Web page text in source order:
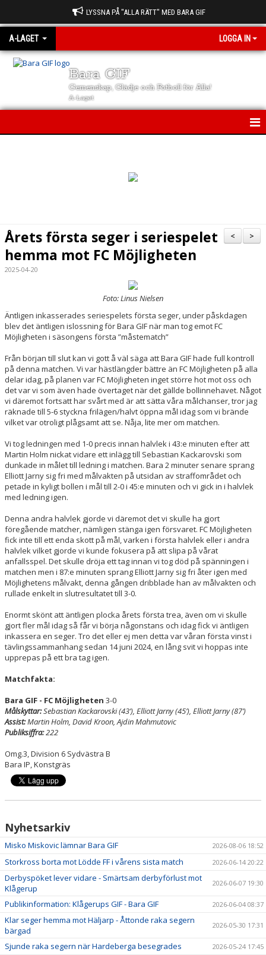
LYSSNA PÅ "ALLA RÄTT" MED BARA GIF
A-LAGET LOGGA IN
Bara GIF
Gemenskap, Glädje och Fotboll för Alla!
A-Laget
TRUPPEN
POÄNGLIGAN
KONTAKT
>
<
Årets första seger i seriespelet
hemma mot FC Möjligheten
2025-04-20
Foto: Linus Nielsen
Äntligen inkasserades seriespelets första seger, under påskdagen
blev det äntligen islossning för Bara GIF när man tog emot FC
Möjligheten i säsongens första ”måstematch”
Från början till slut kan vi gott å väl säga att Bara GIF hade full kontroll
på denna matchen. Vi var hästlängder bättre än FC Möjligheten på alla
delar idag, på planen var FC Möjligheten inget större hot mot oss och
det var vi som även hade övertaget när det gällde bollinnehavet. Något
vi däremot fortsatt har svårt med är att sätta våra målchanser, tror jag
räknade till 5-6 styckna frilägen/halvt öppna mål idag som vi brände
vilket var otroligt plågsamt att se. Nåja, lite mer om matchen.
Vi tog ledningen med 1-0 precis innan halvlek i 43:e minuten efter att
Martin Holm nickat vidare ett inlägg till Sebastian Kackarovski som
dunkade in målet till ledning i matchen. Bara 2 minuter senare sprang
Elliott Jarny sig fri med målvakten på utsidan av straffområdet och
petade in kyligt bollen i mål till 2-0 i 45:e minuten och vi gick in i halvlek
med ledning igen.
Denna andra halvlek gjorde vi däremot det vi skulle ha gjort
föregående matcher, nämligen stänga igen försvaret. FC Möjligheten
fick inte till ett enda skott på mål, varken i första halvlek eller i andra
halvlek vilket gjorde vi kunde fokusera på att slipa på vårat
anfallsspel. Det skulle dröja ett tag innan vi tog död på spänningen i
matchen men i 87:e minuten sprang Elliott Jarny sig fri åter igen med
Möjlighetens målvakt, denna gången dribblade han av målvakten och
rullade enkelt in slutresultatet till 3-0.
Enormt skönt att äntligen plocka årets första trea, även om vi skulle
gjort fler mål idag så får vi börja någonstans och idag fick vi äntligen
inkassera en seger. Tro det eller ej men detta var våran första vinst i
tävlingssammanhang sedan 14 juni 2024, en lång svit vi hoppas inte
upprepas på ett bra tag igen.
Matchfakta:
Bara GIF - FC Möjligheten 3-0
Målskyttar:Sebastian Kackarovski (43’), Elliott Jarny (45’), Elliott Jarny (87’)
Assist:Martin Holm, David Kroon, Ajdin Mahmutovic
Publiksiffra:222
Omg.3, Division 6 Sydvästra B
Bara IP, Konstgräs
Nyhetsarkiv
Misko Miskovic lämnar Bara GIF 2026-08-06 18:52
Storkross borta mot Lödde FF i vårens sista match 2026-06-14 20:22
Derbyspöket lever vidare - Smärtsam derbyförlust mot
Klågerup
2026-06-07 19:30
Publikinformation: Klågerups GIF - Bara GIF 2026-06-04 08:37
Klar seger hemma mot Häljarp - Åttonde raka segern
bärgad
2026-05-30 17:31
Sjunde raka segern när Hardeberga besegrades 2026-05-24 17:45